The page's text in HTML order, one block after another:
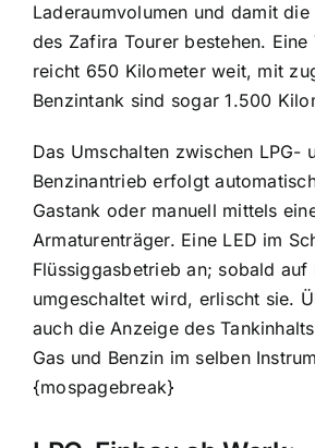
Laderaumvolumen und damit
des Zafira Tourer bestehen. Eine
reicht 650 Kilometer weit, mit
Benzintank sind sogar 1.500
Das Umschalten zwischen LPG-
Benzinantrieb erfolgt
Gastank oder manuell mittels
Armaturenträger. Eine LED im
Flüssiggasbetrieb an; sobald auf
umgeschaltet wird, erlischt sie.
auch die Anzeige des
Gas und Benzin im selben
{mospagebreak}